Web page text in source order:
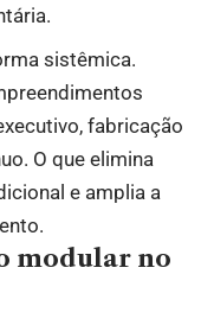
sistêmica.
fabricação
O que elimina
e amplia a
modular no